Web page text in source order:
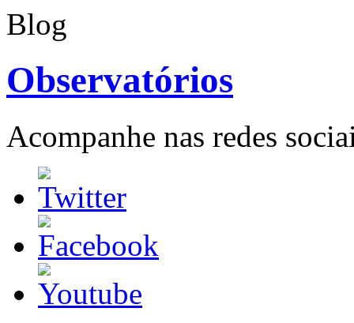
Blog
Observatórios
Acompanhe nas redes